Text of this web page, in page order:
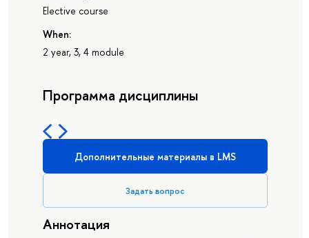
Elective course
When:
2 year, 3, 4 module
Программа дисциплины
Дополнительные материалы в LMS
Задать вопрос
Аннотация